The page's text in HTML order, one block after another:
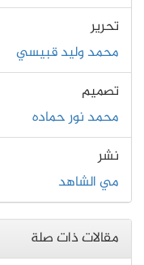
تحرير
محمد وليد قبيسي
تصميم
محمد نور حماده
نشر
مي الشاهد
مقالات ذات صلة